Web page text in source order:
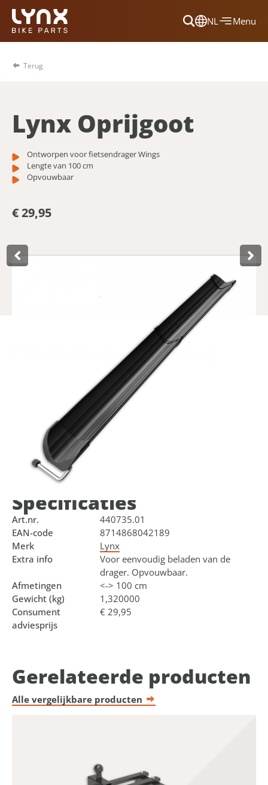
NL
Dansk
Nederlands
Menu
Terug
Lynx Oprijgoot
Ontworpen voor fietsendrager Wings
Lengte van 100 cm
Opvouwbaar
€ 29,95
Product­omschrijving
Vereenvoudig het laden en lossen van fietsen met deze
praktische Lynx oprijgoot voor de Wings fietsendrager.
Eenvoudig te bevestigen aan de Lynx Wings fietsendrager,
zodat de fiets soepel en moeiteloos op de drager gereden
kan worden. Zorgt voor een ergonomische en efficiënte
laadervaring zonder zwaar tillen. De oprijgoot is 100 cm
lang en opvouwbaar, waardoor deze weinig ruimte
inneemt in de kofferbak.
Specificaties
Art.nr.
440735.01
EAN-code
8714868042189
Merk
Lynx
Extra info
Voor eenvoudig beladen van de
drager. Opvouwbaar.
Afmetingen
<-> 100 cm
Gewicht (kg)
1,320000
Consument
adviesprijs
€ 29,95
Gerelateerde producten
Alle vergelijkbare producten